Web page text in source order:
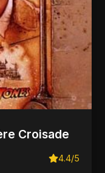
Croisade
4.4/5